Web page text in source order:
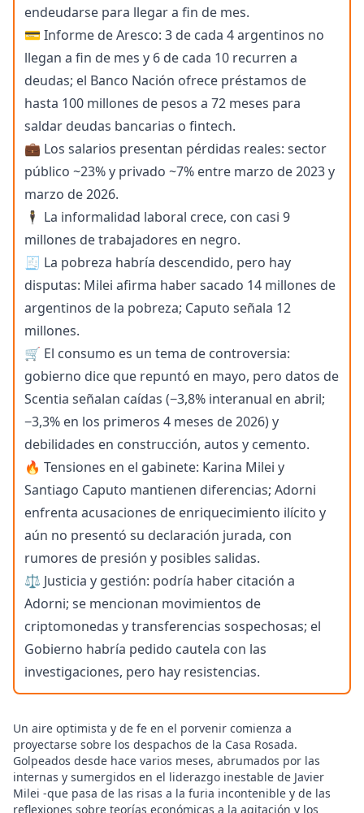
endeudarse para llegar a fin de mes.
💳 Informe de Aresco: 3 de cada 4 argentinos no
llegan a fin de mes y 6 de cada 10 recurren a
deudas; el Banco Nación ofrece préstamos de
hasta 100 millones de pesos a 72 meses para
saldar deudas bancarias o fintech.
💼 Los salarios presentan pérdidas reales: sector
público ~23% y privado ~7% entre marzo de 2023 y
marzo de 2026.
🕴️ La informalidad laboral crece, con casi 9
millones de trabajadores en negro.
🧾 La pobreza habría descendido, pero hay
disputas: Milei afirma haber sacado 14 millones de
argentinos de la pobreza; Caputo señala 12
millones.
🛒 El consumo es un tema de controversia:
gobierno dice que repuntó en mayo, pero datos de
Scentia señalan caídas (−3,8% interanual en abril;
−3,3% en los primeros 4 meses de 2026) y
debilidades en construcción, autos y cemento.
🔥 Tensiones en el gabinete: Karina Milei y
Santiago Caputo mantienen diferencias; Adorni
enfrenta acusaciones de enriquecimiento ilícito y
aún no presentó su declaración jurada, con
rumores de presión y posibles salidas.
⚖️ Justicia y gestión: podría haber citación a
Adorni; se mencionan movimientos de
criptomonedas y transferencias sospechosas; el
Gobierno habría pedido cautela con las
investigaciones, pero hay resistencias.
Un aire optimista y de fe en el porvenir comienza a
proyectarse sobre los despachos de la Casa Rosada.
Golpeados desde hace varios meses, abrumados por las
internas y sumergidos en el liderazgo inestable de Javier
Milei -que pasa de las risas a la furia incontenible y de las
reflexiones sobre teorías económicas a la agitación y los